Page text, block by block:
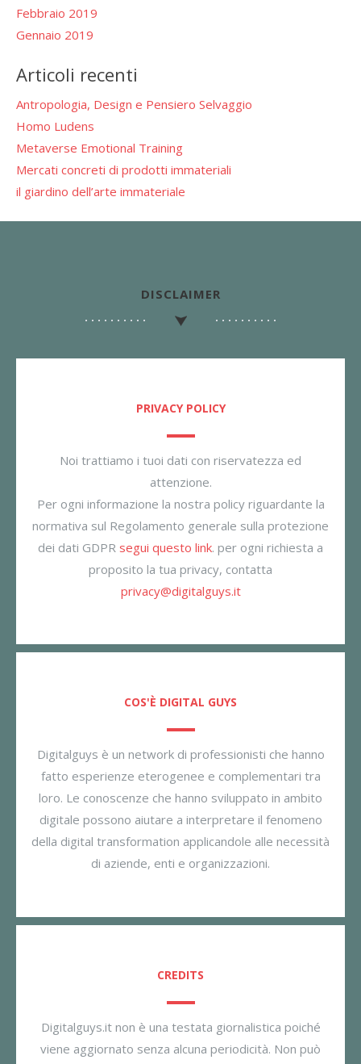
Febbraio 2019
Gennaio 2019
Articoli recenti
Antropologia, Design e Pensiero Selvaggio
Homo Ludens
Metaverse Emotional Training
Mercati concreti di prodotti immateriali
il giardino dell’arte immateriale
DISCLAIMER
PRIVACY POLICY
Noi trattiamo i tuoi dati con riservatezza ed
attenzione.
Per ogni informazione la nostra policy riguardante la
normativa sul Regolamento generale sulla protezione
dei dati GDPR segui questo link. per ogni richiesta a
proposito la tua privacy, contatta
privacy@digitalguys.it
COS'È DIGITAL GUYS
Digitalguys è un network di professionisti che hanno
fatto esperienze eterogenee e complementari tra
loro. Le conoscenze che hanno sviluppato in ambito
digitale possono aiutare a interpretare il fenomeno
della digital transformation applicandole alle necessità
di aziende, enti e organizzazioni.
CREDITS
Digitalguys.it non è una testata giornalistica poiché
viene aggiornato senza alcuna periodicità. Non può